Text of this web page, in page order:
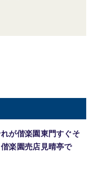
が偕楽園東門すぐそ
楽園売店見晴亭で